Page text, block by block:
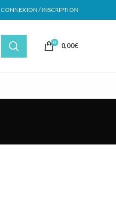
CONNEXION / INSCRIPTION
0 0,00€